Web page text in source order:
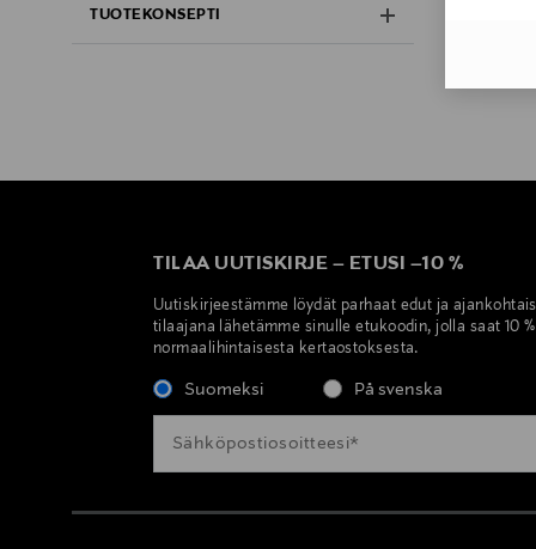
TUOTEKONSEPTI
TILAA UUTISKIRJE – ETUSI –10 %
Uutiskirjeestämme löydät parhaat edut ja
tilaajana lähetämme sinulle etukoodin, jolla saat 10
normaalihintaisesta kertaostoksesta.
Suomeksi På svenska